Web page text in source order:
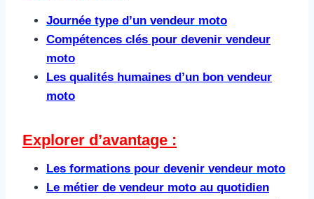
Journée type d’un vendeur moto
Compétences clés pour devenir vendeur
moto
Les qualités humaines d’un bon vendeur
moto
Explorer d’avantage :
Les formations pour devenir vendeur moto
Le métier de vendeur moto au quotidien